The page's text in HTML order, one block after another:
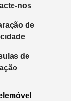
nos
de
de